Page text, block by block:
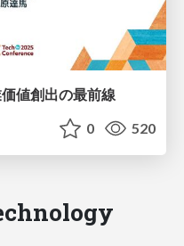
値創出の最前線
0 520